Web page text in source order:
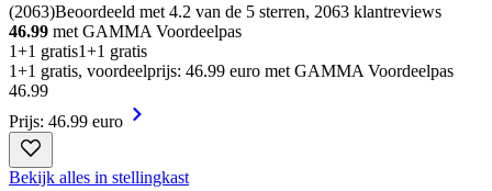
(2063)Beoordeeld met 4.2 van de 5 sterren, 2063 klantreviews
46.99 met GAMMA Voordeelpas
1+1 gratis1+1 gratis
1+1 gratis, voordeelprijs: 46.99 euro met GAMMA Voordeelpas
46.99
Prijs: 46.99 euro
Bekijk alles in stellingkast